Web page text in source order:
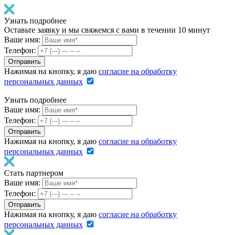
Узнать подробнее
Оставьте заявку и мы свяжемся с вами в течении 10 минут
Ваше имя:
Телефон:
Нажимая на кнопку, я даю согласие на обработку
персональных данных
Узнать подробнее
Ваше имя:
Телефон:
Нажимая на кнопку, я даю согласие на обработку
персональных данных
Стать партнером
Ваше имя:
Телефон:
Нажимая на кнопку, я даю согласие на обработку
персональных данных